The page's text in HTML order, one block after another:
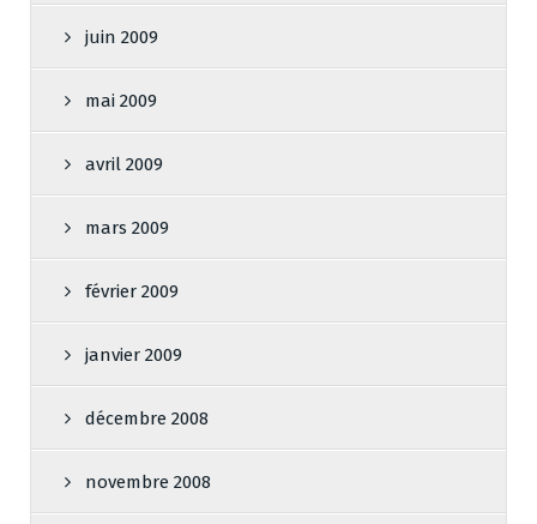
juin 2009
mai 2009
avril 2009
mars 2009
février 2009
janvier 2009
décembre 2008
novembre 2008